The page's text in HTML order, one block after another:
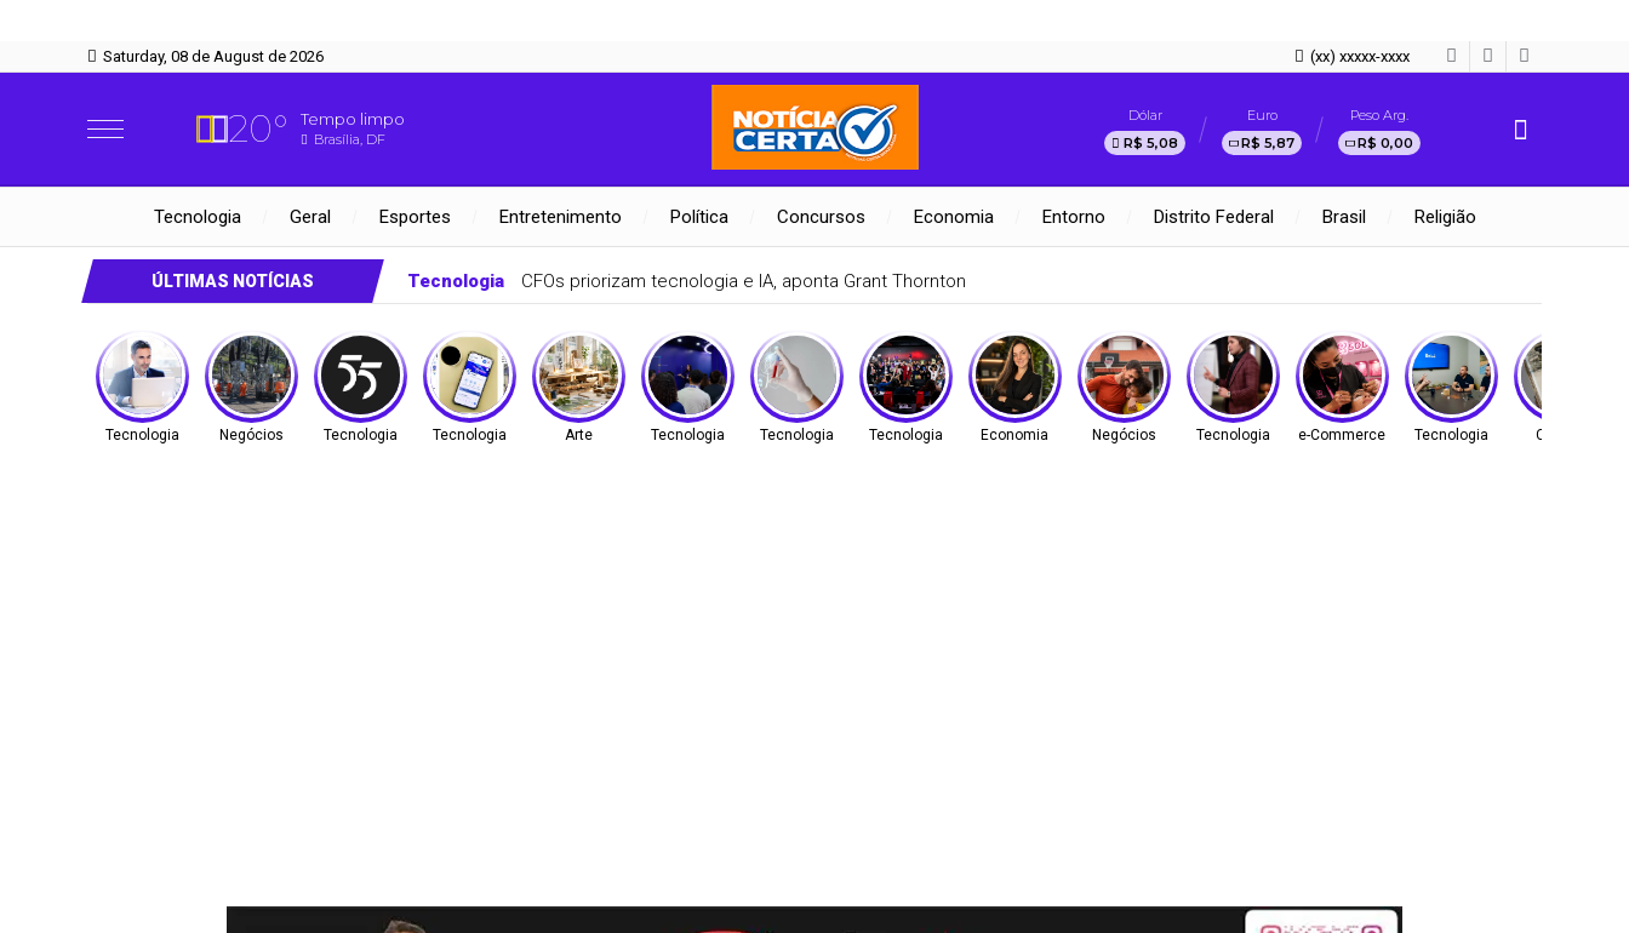
Saturday, 08 de August de 2026 (xx) xxxxx-xxxx
20° Tempo limpo
Brasília, DF
Dólar
R$ 5,08
Euro
R$ 5,87
Peso Arg.
R$ 0,00
Tecnologia Geral Esportes Entretenimento Política Concursos Economia Entorno Distrito Federal Brasil Religião
ÚLTIMAS NOTÍCIAS
Cetrel leva gestão ambiental a saneamento e energia
Tecnologia Negócios Tecnologia Tecnologia Arte Tecnologia Tecnologia Tecnologia Economia Negócios Tecnologia e-Commerce Tecnologia Cultura